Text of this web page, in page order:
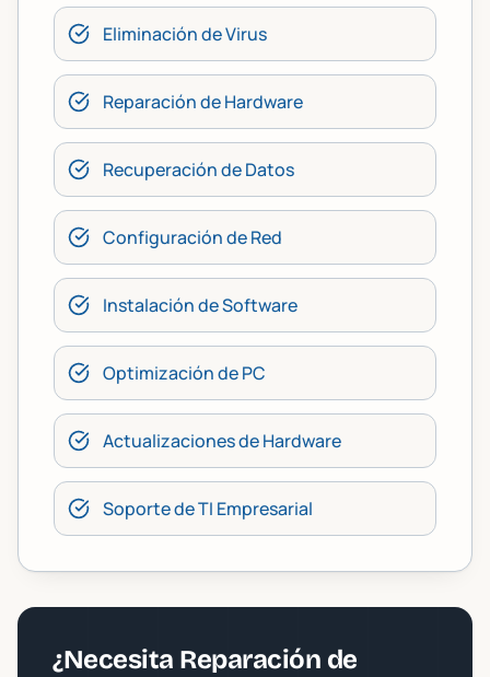
Eliminación de Virus
Reparación de Hardware
Recuperación de Datos
Configuración de Red
Instalación de Software
Optimización de PC
Actualizaciones de Hardware
Soporte de TI Empresarial
¿Necesita Reparación de